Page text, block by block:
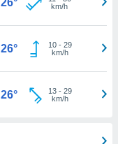
km/h
26° 10- 29
km/h
26° 13- 29
km/h